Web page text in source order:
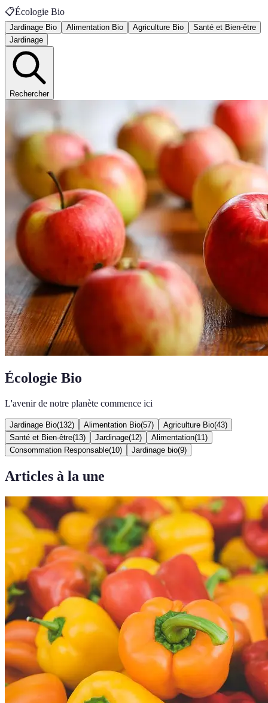
📋Écologie Bio
Jardinage Bio Alimentation Bio Agriculture Bio
Santé et Bien-être
Jardinage
Rechercher
Écologie Bio
L'avenir de notre planète commence ici
Jardinage Bio(132) Alimentation Bio(57) Agriculture Bio(43)
Santé et Bien-être(13) Jardinage(12) Alimentation(11 )
Consommation Responsable(10) Jardinage bio(9)
Articles à la une